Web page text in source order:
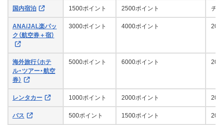
国内宿泊 1500ポイント 2500ポイント チ
ANA/JAL楽パッ
ク（航空券＋宿）
3000ポイント 4000ポイント
海外旅行（ホテ
ル・ツアー・航空
券）
5000ポイント 6000ポイント
レンタカー 1000ポイント 2000ポイント
バス 500ポイント 1500ポイント